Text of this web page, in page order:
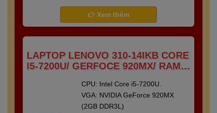
Bảo hành 6 tháng
Xem thêm
LAPTOP LENOVO 310-14IKB CORE
I5-7200U/ GERFOCE 920MX/ RAM 8
CPU: Intel Core i5-7200U.
VGA: NVIDIA GeForce 920MX
(2GB DDR3L)